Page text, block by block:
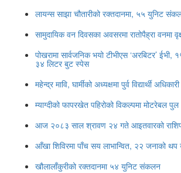
लायन्स साझा चौतारीको रक्तदानमा, ५५ युनिट
सामुदायिक वन दिवसका अवसरमा रातोपैह्रा वनमा
पोखरामा सार्वजनिक भयो टीभीएस ‘अरबिटर’ ईभी,
३४ लिटर बुट स्पेस
महेन्द्र मावि, घार्मीको अध्यक्षमा पुर्व विद्यार्थी
म्याग्दीको फापरखेत पहिरोको विकल्पमा मोटरेबल पुल
आज २०८३ साल श्रावण २४ गते आइतवारको
आँखा शिविरमा पाँच सय लाभान्वित, २२ जनाको थप
खौलालाँकुरीको रक्तदानमा ५४ युनिट संकलन